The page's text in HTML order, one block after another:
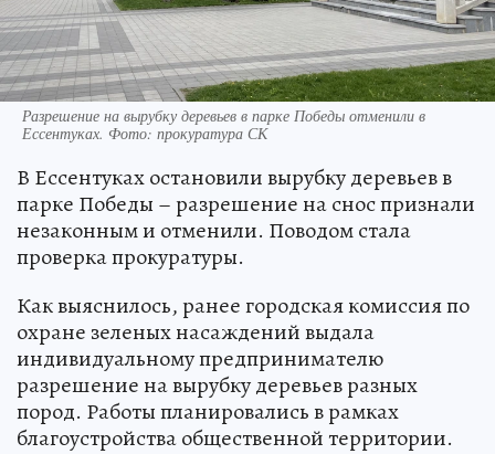
Разрешение на вырубку деревьев в парке Победы отменили в
Ессентуках. Фото: прокуратура СК
В Ессентуках остановили вырубку деревьев в
парке Победы – разрешение на снос признали
незаконным и отменили. Поводом стала
проверка прокуратуры.
Как выяснилось, ранее городская комиссия по
охране зеленых насаждений выдала
индивидуальному предпринимателю
разрешение на вырубку деревьев разных
пород. Работы планировались в рамках
благоустройства общественной территории.